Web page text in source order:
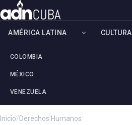
AMÉRICA LATINA
COLOMBIA
MÉXICO
VENEZUELA
CULTURA
Inicio/Derechos Humanos